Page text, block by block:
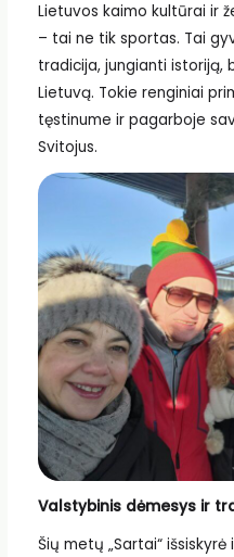
Lietuvos kaimo kultūrai ir
– tai ne tik sportas. Tai
tradicija, jungianti istoriją,
Lietuvą. Tokie renginiai
tęstinume ir pagarboje
Svitojus.
Valstybinis dėmesys ir
Šių metų „Sartai“